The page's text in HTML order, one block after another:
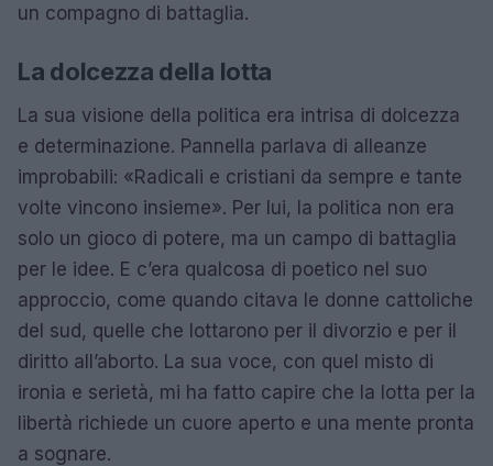
un compagno di battaglia.
La dolcezza della lotta
La sua visione della politica era intrisa di dolcezza
e determinazione. Pannella parlava di alleanze
improbabili: «Radicali e cristiani da sempre e tante
volte vincono insieme». Per lui, la politica non era
solo un gioco di potere, ma un campo di battaglia
per le idee. E c’era qualcosa di poetico nel suo
approccio, come quando citava le donne cattoliche
del sud, quelle che lottarono per il divorzio e per il
diritto all’aborto. La sua voce, con quel misto di
ironia e serietà, mi ha fatto capire che la lotta per la
libertà richiede un cuore aperto e una mente pronta
a sognare.